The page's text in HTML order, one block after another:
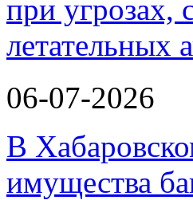
при угрозах,
летательных
06-07-2026
В
имущества